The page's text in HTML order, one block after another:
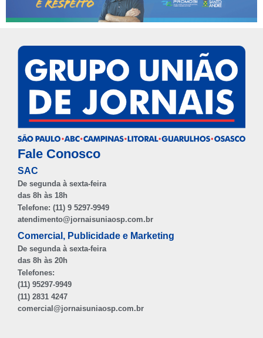
Fale Conosco
SAC
De segunda à sexta-feira
das 8h às 18h
Telefone: (11) 9 5297-9949
atendimento@jornaisuniaosp.com.br
Comercial, Publicidade e Marketing
De segunda à sexta-feira
das 8h às 20h
Telefones:
(11) 95297-9949
(11) 2831 4247
comercial@jornaisuniaosp.com.br